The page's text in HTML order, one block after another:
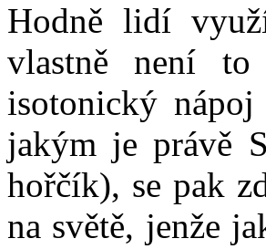
Hodně lidí
vlastně není to
isotonický nápoj
jakým je právě
hořčík), se pak
na světě, jenže